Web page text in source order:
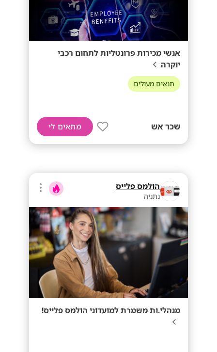
אנשי מכירות פרונטליות לתחום רכבי
יוקרה
תנאים מעולים
שכר אש מתאים לי
הולמס פלייס
נתניה
מנהלי.ות משמרת למועדוני הולמס פלייס!